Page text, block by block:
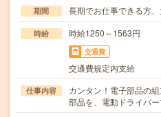
期間 長期でお仕事できる方、
時給 時給1250～1563円
交通費
交通費規定内支給
仕事内容
カンタン！電子部品の
部品を、電動ドライバ